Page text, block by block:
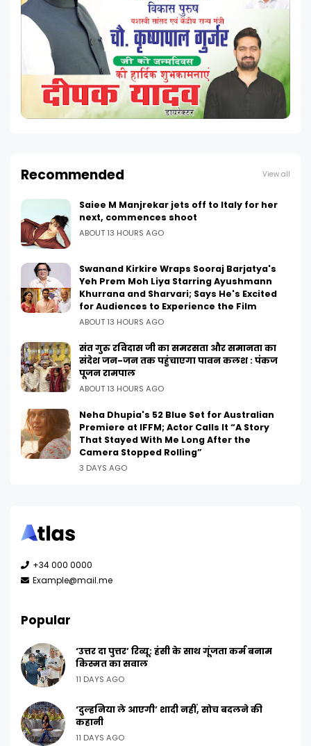
Recommended View all
Saiee M Manjrekar jets off to Italy for her
next, commences shoot
ABOUT 13 HOURS AGO
Swanand Kirkire Wraps Sooraj Barjatya's
Yeh Prem Moh Liya Starring Ayushmann
Khurrana and Sharvari; Says He's Excited
for Audiences to Experience the Film
ABOUT 13 HOURS AGO
संत गुरु रविदास जी का समरसता और समानता का
संदेश जन-जन तक पहुंचाएगा पावन कलश : पंकज
पूजन रामपाल
ABOUT 13 HOURS AGO
Neha Dhupia's 52 Blue Set for Australian
Premiere at IFFM; Actor Calls It “A Story
That Stayed With Me Long After the
Camera Stopped Rolling”
3 DAYS AGO
+34 000 0000
Example@mail.me
Popular
‘उत्तर दा पुत्तर’ रिव्यू: हंसी के साथ गूंजता कर्म बनाम
किस्मत का सवाल
11 DAYS AGO
‘दुल्हनिया ले आएगी’ शादी नहीं, सोच बदलने की
कहानी
11 DAYS AGO